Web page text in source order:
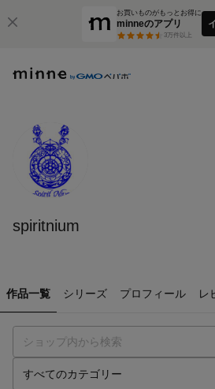
お買いものがもっとお得に
minneのアプリ
3万件以上
spiritnium
作品一覧 シリーズ プロフィール レ